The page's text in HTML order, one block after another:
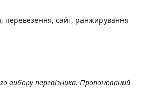
перевезення, сайт, ранжирування
вибору перевізника. Пропонований